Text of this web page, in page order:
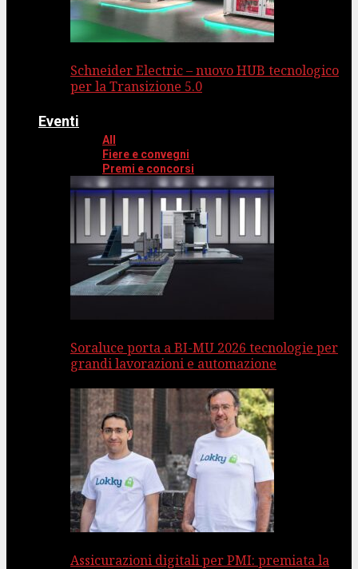
Schneider Electric – nuovo HUB tecnologico
per la Transizione 5.0
Eventi
All
Fiere e convegni
Premi e concorsi
Soraluce porta a BI-MU 2026 tecnologie per
grandi lavorazioni e automazione
Assicurazioni digitali per PMI: premiata la